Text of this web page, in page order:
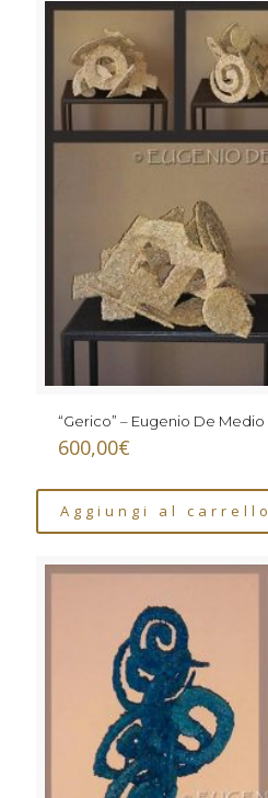
“Gerico” – Eugenio De Medio
600,00€
Aggiungi al carrello